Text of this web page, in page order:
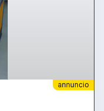
annuncio